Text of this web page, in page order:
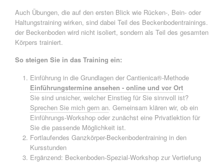
Auch Übungen, die auf den ersten Blick wie Rücken-, Bein- oder
Haltungstraining wirken, sind dabei Teil des Beckenbodentrainings.
der Beckenboden wird nicht isoliert, sondern als Teil des gesamten
Körpers trainiert.
So steigen Sie in das Training ein:
Einführung in die Grundlagen der Cantienica®-Methode
Einführungstermine ansehen - online und vor Ort
Sie sind unsicher, welcher Einstieg für Sie sinnvoll ist?
Sprechen Sie mich gern an. Gemeinsam klären wir, ob ein
Einführungs-Workshop oder zunächst eine Privatlektion für
Sie die passende Möglichkeit ist.
Fortlaufendes Ganzkörper-Beckenbodentraining in den
Kursstunden
Ergänzend: Beckenboden-Spezial-Workshop zur Vertiefung